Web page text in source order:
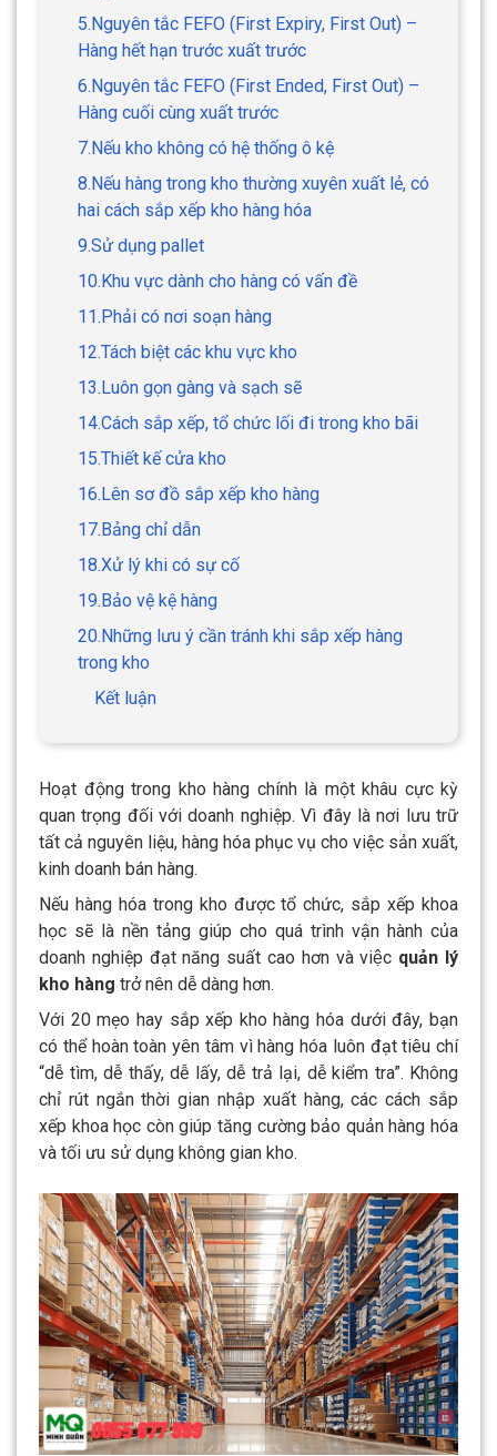
5.Nguyên tắc FEFO (First Expiry, First Out) –
Hàng hết hạn trước xuất trước
6.Nguyên tắc FEFO (First Ended, First Out) –
Hàng cuối cùng xuất trước
7.Nếu kho không có hệ thống ô kệ
8.Nếu hàng trong kho thường xuyên xuất lẻ, có
hai cách sắp xếp kho hàng hóa
9.Sử dụng pallet
10.Khu vực dành cho hàng có vấn đề
11.Phải có nơi soạn hàng
12.Tách biệt các khu vực kho
13.Luôn gọn gàng và sạch sẽ
14.Cách sắp xếp, tổ chức lối đi trong kho bãi
15.Thiết kế cửa kho
16.Lên sơ đồ sắp xếp kho hàng
17.Bảng chỉ dẫn
18.Xử lý khi có sự cố
19.Bảo vệ kệ hàng
20.Những lưu ý cần tránh khi sắp xếp hàng
trong kho
Kết luận
Hoạt động trong kho hàng chính là một khâu cực kỳ
quan trọng đối với doanh nghiệp. Vì đây là nơi lưu trữ
tất cả nguyên liệu, hàng hóa phục vụ cho việc sản xuất,
kinh doanh bán hàng.
Nếu hàng hóa trong kho được tổ chức, sắp xếp khoa
học sẽ là nền tảng giúp cho quá trình vận hành của
doanh nghiệp đạt năng suất cao hơn và việc quản lý
kho hàng trở nên dễ dàng hơn.
Với 20 mẹo hay sắp xếp kho hàng hóa dưới đây, bạn
có thể hoàn toàn yên tâm vì hàng hóa luôn đạt tiêu chí
“dễ tìm, dễ thấy, dễ lấy, dễ trả lại, dễ kiểm tra”. Không
chỉ rút ngắn thời gian nhập xuất hàng, các cách sắp
xếp khoa học còn giúp tăng cường bảo quản hàng hóa
và tối ưu sử dụng không gian kho.